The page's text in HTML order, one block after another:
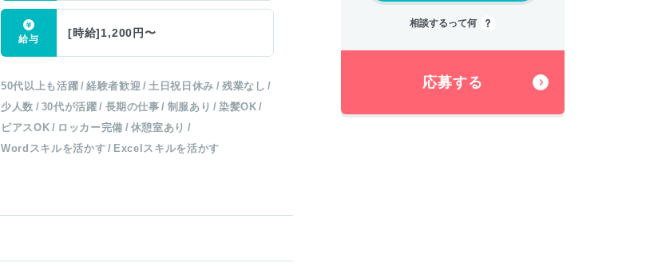
[時給]1,200円〜
50代以上も活躍 経験者歓迎 土日祝日休み
残業なし
少人数
30代が活躍 長期の仕事 制服あり
染髪OK
ピアスOK
ロッカー完備
休憩室あり
Wordスキルを活かす
Excelスキルを活かす
相談するって何
応募する